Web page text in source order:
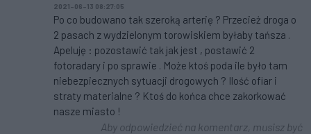
2021-06-13 08:27:05
Po co budowano tak szeroką arterię ? Przecież droga o
2 pasach z wydzielonym torowiskiem byłaby tańsza .
Apeluję : pozostawić tak jak jest , postawić 2
fotoradary i po sprawie . Może ktoś poda ile było tam
niebezpiecznych sytuacji drogowych ? Ilość ofiar i
straty materialne ? Ktoś do końca chce zakorkować
nasze miasto !
Aby odpowiedzieć na komentarz, musisz być